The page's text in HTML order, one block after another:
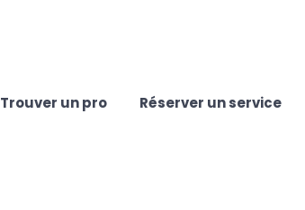
Trouver un pro Réserver un service